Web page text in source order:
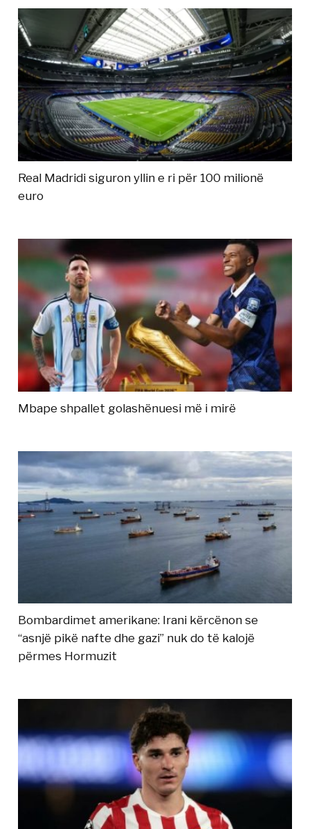
Real Madridi siguron yllin e ri për 100 milionë
euro
Mbape shpallet golashënuesi më i mirë
Bombardimet amerikane: Irani kërcënon se
“asnjë pikë nafte dhe gazi” nuk do të kalojë
përmes Hormuzit